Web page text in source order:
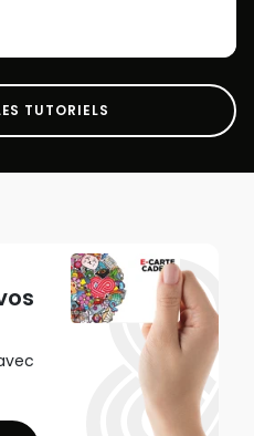
TUTORIELS